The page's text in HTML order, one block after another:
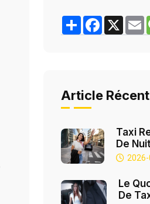
ShareFacebook
X Email
Article Récent
Taxi
De
Le
De